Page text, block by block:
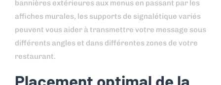
bannières extérieures aux menus en passant par les
affiches murales, les supports de signalétique variés
peuvent vous aider à transmettre votre message sous
différents angles et dans différentes zones de votre
restaurant.
Placement optimal de la